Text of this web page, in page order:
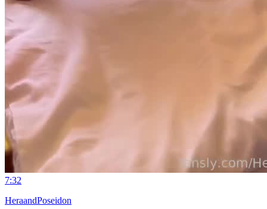
7:32
HeraandPoseidon